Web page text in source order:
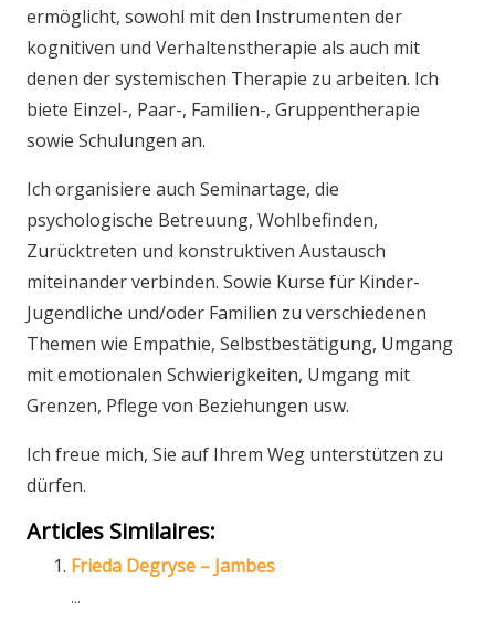
ermöglicht, sowohl mit den Instrumenten der
kognitiven und Verhaltenstherapie als auch mit
denen der systemischen Therapie zu arbeiten. Ich
biete Einzel-, Paar-, Familien-, Gruppentherapie
sowie Schulungen an.
Ich organisiere auch Seminartage, die
psychologische Betreuung, Wohlbefinden,
Zurücktreten und konstruktiven Austausch
miteinander verbinden. Sowie Kurse für Kinder-
Jugendliche und/oder Familien zu verschiedenen
Themen wie Empathie, Selbstbestätigung, Umgang
mit emotionalen Schwierigkeiten, Umgang mit
Grenzen, Pflege von Beziehungen usw.
Ich freue mich, Sie auf Ihrem Weg unterstützen zu
dürfen.
Articles Similaires:
Frieda Degryse – Jambes
...